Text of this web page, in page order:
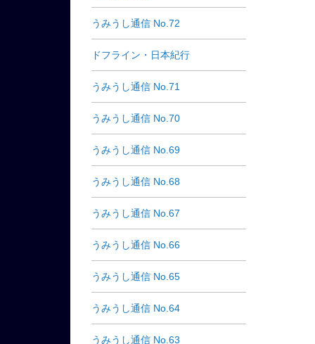
うみうし通信 No.72
ドフライン・日本紀行
うみうし通信 No.71
うみうし通信 No.70
うみうし通信 No.69
うみうし通信 No.68
うみうし通信 No.67
うみうし通信 No.66
うみうし通信 No.65
うみうし通信 No.64
うみうし通信 No.63